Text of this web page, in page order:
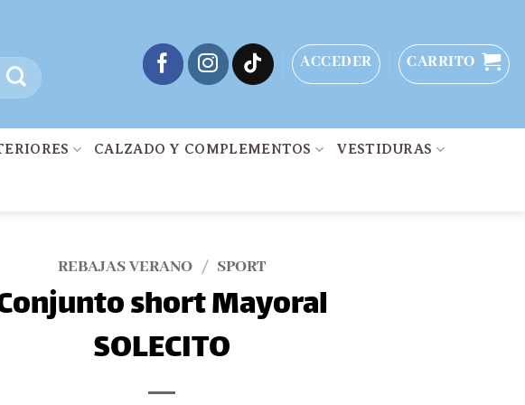
ACCEDER CARRITO
CALZADO Y COMPLEMENTOS VESTIDURAS
REBAJAS VERANO / SPORT
short Mayoral
SOLECITO